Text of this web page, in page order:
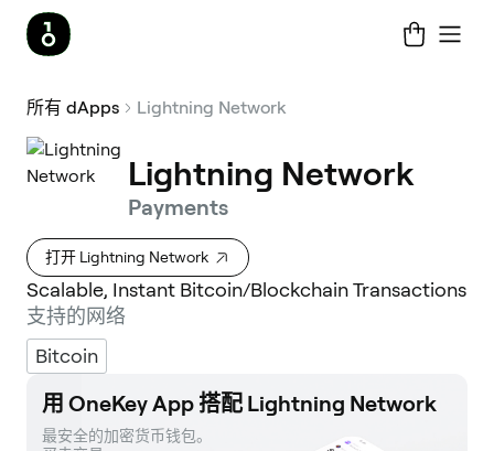
所有 dApps Lightning Network
Lightning Network
Payments
打开 Lightning Network
Scalable, Instant Bitcoin/Blockchain Transactions
支持的网络
Bitcoin
用 OneKey App 搭配 Lightning Network
最安全的加密货币钱包。